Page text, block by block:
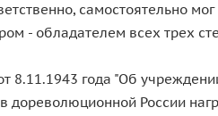
самостоятельно
- обладателем всех трех
года "Об
России